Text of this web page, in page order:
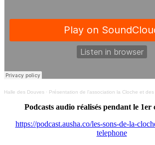
Halle des Douves · Présentation de l’association la Cloche et
Podcasts audio réalisés pendant le 1er
https://podcast.ausha.co/les-sons-de-la-
telephone